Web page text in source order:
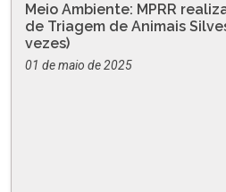
Meio Ambiente: MPRR
de Triagem de Animais
vezes)
01 de maio de 2025